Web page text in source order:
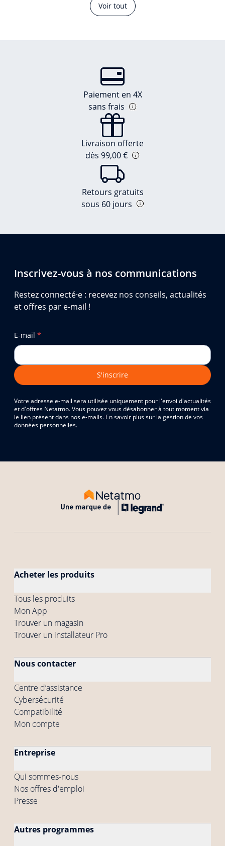
Voir tout
Paiement en 4X
sans frais
Livraison offerte
dès 99,00 €
Retours gratuits
sous 60 jours
Inscrivez-vous à nos communications
Restez connecté·e : recevez nos conseils, actualités
et offres par e-mail !
E-mail *
S'inscrire
Votre adresse e-mail sera utilisée uniquement pour l'envoi d'actualités
et d'offres Netatmo. Vous pouvez vous désabonner à tout moment via
le lien présent dans nos e-mails. En savoir plus sur la gestion de vos
données personnelles.
Acheter les produits
Tous les produits
Mon App
Trouver un magasin
Trouver un installateur Pro
Nous contacter
Centre d’assistance
Cybersécurité
Compatibilité
Mon compte
Entreprise
Qui sommes-nous
Nos offres d'emploi
Presse
Autres programmes